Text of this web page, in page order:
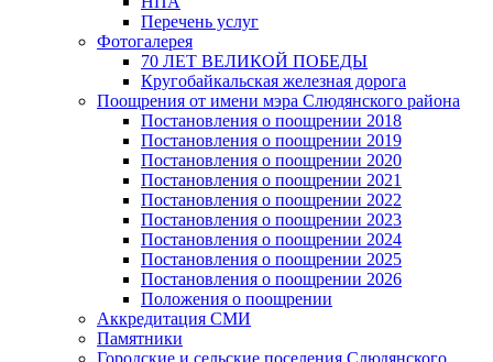
Перечень услуг
Фотогалерея
70 ЛЕТ ВЕЛИКОЙ ПОБЕДЫ
Кругобайкальская железная дорога
Поощрения от имени мэра Слюдянского района
Постановления о поощрении 2018
Постановления о поощрении 2019
Постановления о поощрении 2020
Постановления о поощрении 2021
Постановления о поощрении 2022
Постановления о поощрении 2023
Постановления о поощрении 2024
Постановления о поощрении 2025
Постановления о поощрении 2026
Положения о поощрении
Аккредитация СМИ
Памятники
Городские и сельские поселения Слюдянского